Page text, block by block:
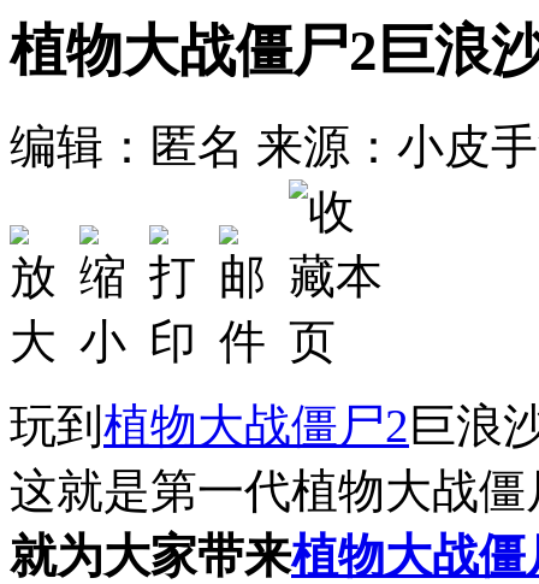
植物大战僵尸2巨浪
编辑：匿名 来源：小皮
玩到 植物大战僵尸2巨浪
这就是第一代植物大战
就为大家带来植物大战僵